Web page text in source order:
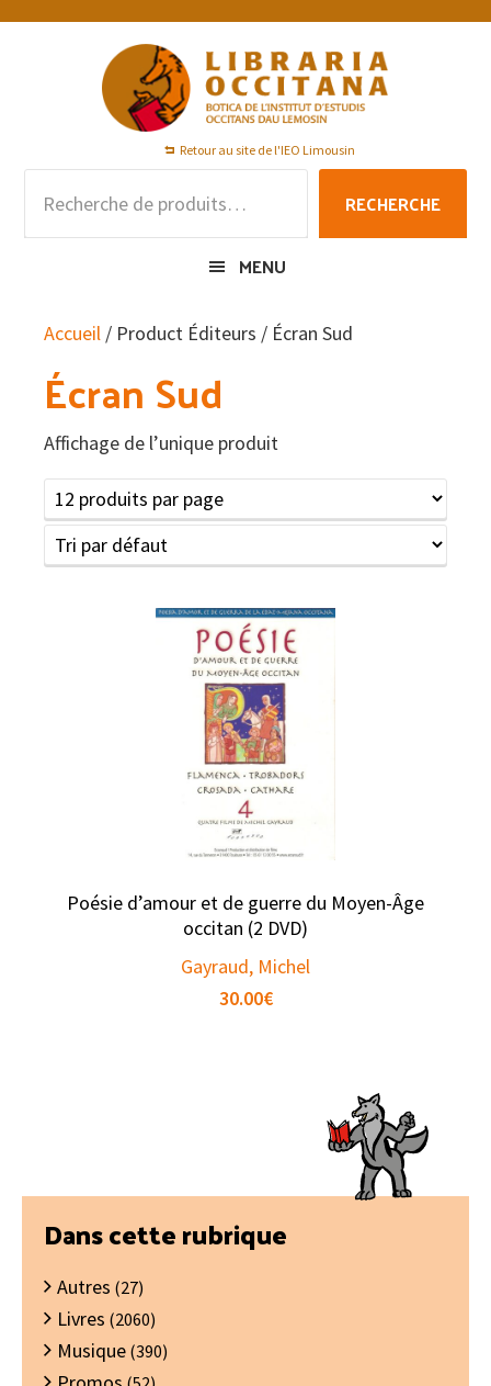
Passer
Passer
Passer
Retour au site de l'IEO Limousin
pour :
RECHERCHE
MENU
Accueil / Product Éditeurs / Écran Sud
Écran Sud
Affichage de l’unique produit
Poésie d’amour et de guerre du Moyen-Âge
occitan (2 DVD)
Gayraud, Michel
30.00€
Barre
latérale
principale
Dans cette rubrique
Autres (27)
Livres (2060)
Musique (390)